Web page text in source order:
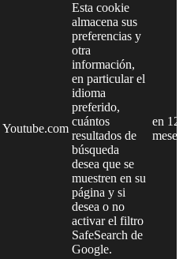
Youtube.com
Esta cookie
almacena sus
preferencias y
otra
información,
en particular el
idioma
preferido,
cuántos
resultados de
búsqueda
desea que se
muestren en su
página y si
desea o no
activar el filtro
SafeSearch de
Google.
en 12
meses